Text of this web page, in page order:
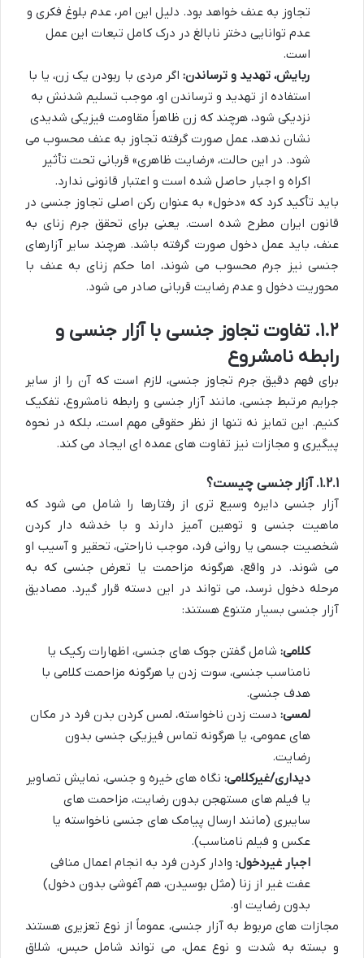
تجاوز به عنف خواهد بود. دلیل این امر، عدم بلوغ فکری و
عدم توانایی دختر نابالغ در درک کامل تبعات این عمل
است.
ربایش، تهدید و ترساندن: اگر مردی با ربودن یک زن، یا با
استفاده از تهدید و ترساندن او، موجب تسلیم شدنش به
نزدیکی شود، هرچند که زن ظاهراً مقاومت فیزیکی شدیدی
نشان ندهد، عمل صورت گرفته تجاوز به عنف محسوب می
شود. در این حالت، «رضایت ظاهری» قربانی تحت تأثیر
اکراه و اجبار حاصل شده است و اعتبار قانونی ندارد.
باید تأکید کرد که «دخول» به عنوان رکن اصلی تجاوز جنسی در
قانون ایران مطرح شده است. یعنی برای تحقق جرم زنای به
عنف، باید عمل دخول صورت گرفته باشد. هرچند سایر آزارهای
جنسی نیز جرم محسوب می شوند، اما حکم زنای به عنف با
محوریت دخول و عدم رضایت قربانی صادر می شود.
۱.۲. تفاوت تجاوز جنسی با آزار جنسی و
رابطه نامشروع
برای فهم دقیق جرم تجاوز جنسی، لازم است که آن را از سایر
جرایم مرتبط جنسی، مانند آزار جنسی و رابطه نامشروع، تفکیک
کنیم. این تمایز نه تنها از نظر حقوقی مهم است، بلکه در نحوه
پیگیری و مجازات نیز تفاوت های عمده ای ایجاد می کند.
۱.۲.۱. آزار جنسی چیست؟
آزار جنسی دایره وسیع تری از رفتارها را شامل می شود که
ماهیت جنسی و توهین آمیز دارند و با خدشه دار کردن
شخصیت جسمی یا روانی فرد، موجب ناراحتی، تحقیر و آسیب او
می شوند. در واقع، هرگونه مزاحمت یا تعرض جنسی که به
مرحله دخول نرسد، می تواند در این دسته قرار گیرد. مصادیق
آزار جنسی بسیار متنوع هستند:
کلامی: شامل گفتن جوک های جنسی، اظهارات رکیک یا
نامناسب جنسی، سوت زدن یا هرگونه مزاحمت کلامی با
هدف جنسی.
لمسی: دست زدن ناخواسته، لمس کردن بدن فرد در مکان
های عمومی، یا هرگونه تماس فیزیکی جنسی بدون
رضایت.
دیداری/غیرکلامی: نگاه های خیره و جنسی، نمایش تصاویر
یا فیلم های مستهجن بدون رضایت، مزاحمت های
سایبری (مانند ارسال پیامک های جنسی ناخواسته یا
عکس و فیلم نامناسب).
اجبار غیردخول: وادار کردن فرد به انجام اعمال منافی
عفت غیر از زنا (مثل بوسیدن، هم آغوشی بدون دخول)
بدون رضایت او.
مجازات های مربوط به آزار جنسی، عموماً از نوع تعزیری هستند
و بسته به شدت و نوع عمل، می تواند شامل حبس، شلاق